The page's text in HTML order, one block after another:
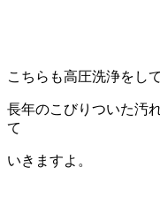
こちらも高圧洗浄をし
長年のこびりついた汚
て
いきますよ。